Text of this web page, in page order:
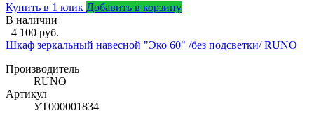
Купить в 1 клик Добавить в корзину
В наличии
4 100 руб.
Шкаф зеркальный навесной "Эко 60" /без подсветки/ RUNO
Производитель
RUNO
Артикул
УТ000001834